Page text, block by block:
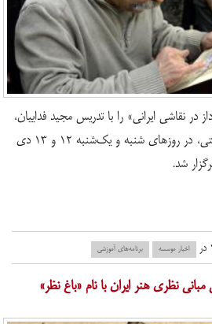
در نقاشی ایرانی» را با تدریس مجید فداییان،
نگارگر و پژوهشگر هنرهای سنتی، در روزهای شنبه و یک‌شنبه ۱۲ و ۱۳ دی
شد.
اخبار موسسه برنامه‌های آموزشی
نظری هنر ایران با نام «باغ نظر»